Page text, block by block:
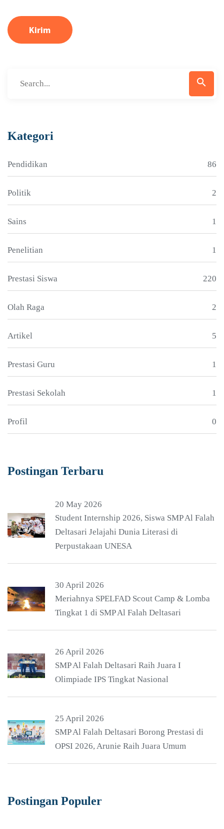
Kirim
search
Kategori
Pendidikan 86
Politik 2
Sains 1
Penelitian 1
Prestasi Siswa 220
Olah Raga 2
Artikel 5
Prestasi Guru 1
Prestasi Sekolah 1
Profil 0
Postingan Terbaru
20 May 2026
Student Internship 2026, Siswa SMP Al Falah
Deltasari Jelajahi Dunia Literasi di
Perpustakaan UNESA
30 April 2026
Meriahnya SPELFAD Scout Camp & Lomba
Tingkat 1 di SMP Al Falah Deltasari
26 April 2026
SMP Al Falah Deltasari Raih Juara I
Olimpiade IPS Tingkat Nasional
25 April 2026
SMP Al Falah Deltasari Borong Prestasi di
OPSI 2026, Arunie Raih Juara Umum
Postingan Populer